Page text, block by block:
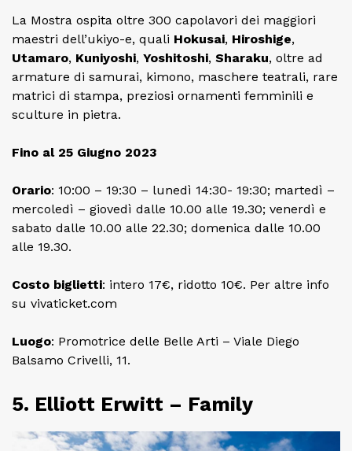
La Mostra ospita oltre 300 capolavori dei maggiori
maestri dell’ukiyo-e, quali Hokusai, Hiroshige,
Utamaro, Kuniyoshi, Yoshitoshi, Sharaku, oltre ad
armature di samurai, kimono, maschere teatrali, rare
matrici di stampa, preziosi ornamenti femminili e
sculture in pietra.
Fino al 25 Giugno 2023
Orario: 10:00 – 19:30 – lunedì 14:30- 19:30; martedì –
mercoledì – giovedì dalle 10.00 alle 19.30; venerdì e
sabato dalle 10.00 alle 22.30; domenica dalle 10.00
alle 19.30.
Costo biglietti: intero 17€, ridotto 10€. Per altre info
su vivaticket.com
Luogo: Promotrice delle Belle Arti – Viale Diego
Balsamo Crivelli, 11.
5. Elliott Erwitt – Family